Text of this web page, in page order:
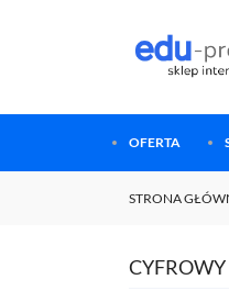
OFERTA
STRONA